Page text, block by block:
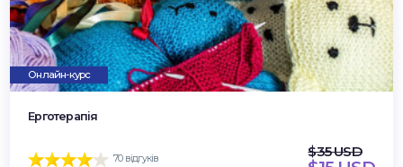
Онлайн-курс
Ерготерапія
70 відгуків $35 USD